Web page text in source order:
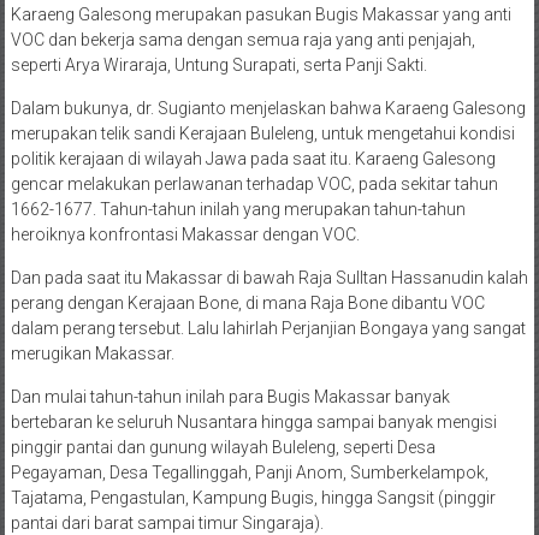
Karaeng Galesong merupakan pasukan Bugis Makassar yang anti
VOC dan bekerja sama dengan semua raja yang anti penjajah,
seperti Arya Wiraraja, Untung Surapati, serta Panji Sakti.
Dalam bukunya, dr. Sugianto menjelaskan bahwa Karaeng Galesong
merupakan telik sandi Kerajaan Buleleng, untuk mengetahui kondisi
politik kerajaan di wilayah Jawa pada saat itu. Karaeng Galesong
gencar melakukan perlawanan terhadap VOC, pada sekitar tahun
1662-1677. Tahun-tahun inilah yang merupakan tahun-tahun
heroiknya konfrontasi Makassar dengan VOC.
Dan pada saat itu Makassar di bawah Raja Sulltan Hassanudin kalah
perang dengan Kerajaan Bone, di mana Raja Bone dibantu VOC
dalam perang tersebut. Lalu lahirlah Perjanjian Bongaya yang sangat
merugikan Makassar.
Dan mulai tahun-tahun inilah para Bugis Makassar banyak
bertebaran ke seluruh Nusantara hingga sampai banyak mengisi
pinggir pantai dan gunung wilayah Buleleng, seperti Desa
Pegayaman, Desa Tegallinggah, Panji Anom, Sumberkelampok,
Tajatama, Pengastulan, Kampung Bugis, hingga Sangsit (pinggir
pantai dari barat sampai timur Singaraja).